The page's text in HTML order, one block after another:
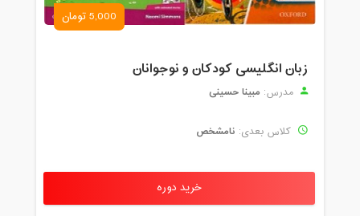
5,000 تومان
زبان انگلیسی کودکان و نوجوانان
مدرس: مبینا حسینی
کلاس بعدی: نامشخص
خرید دوره